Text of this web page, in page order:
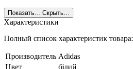
Показать... Скрыть...
Характеристики
Полный список характеристик товара:
Производитель Adidas
Цвет
білий